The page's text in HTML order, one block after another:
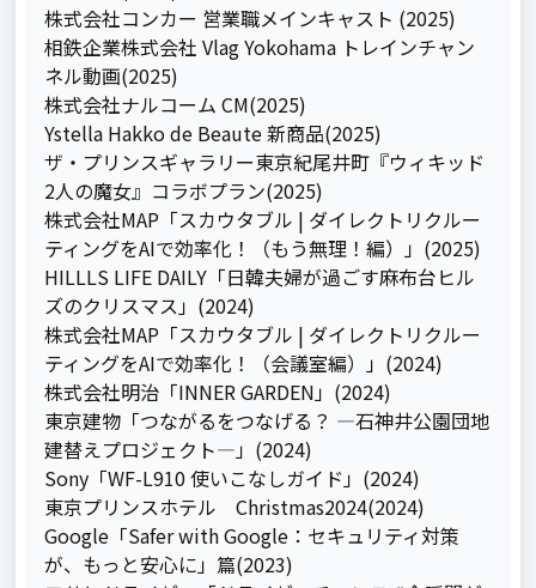
株式会社コンカー 営業職メインキャスト (2025)
相鉄企業株式会社 Vlag Yokohama トレインチャン
ネル動画(2025)
株式会社ナルコーム CM(2025)
Ystella Hakko de Beaute 新商品(2025)
ザ・プリンスギャラリー東京紀尾井町『ウィキッド
2人の魔女』コラボプラン(2025)
株式会社MAP「スカウタブル | ダイレクトリクルー
ティングをAIで効率化！（もう無理！編）」(2025)
HILLLS LIFE DAILY「日韓夫婦が過ごす麻布台ヒル
ズのクリスマス」(2024)
株式会社MAP「スカウタブル | ダイレクトリクルー
ティングをAIで効率化！（会議室編）」(2024)
株式会社明治「INNER GARDEN」(2024)
東京建物「つながるをつなげる？ ―石神井公園団地
建替えプロジェクト―」(2024)
Sony「WF-L910 使いこなしガイド」(2024)
東京プリンスホテル　Christmas2024(2024)
Google「Safer with Google：セキュリティ対策
が、もっと安心に」篇(2023)